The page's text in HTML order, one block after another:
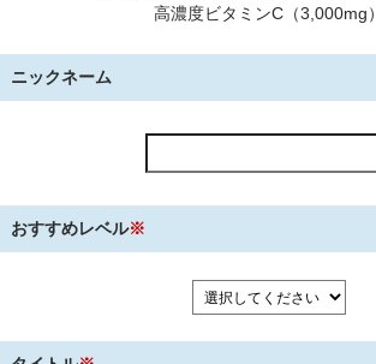
高濃度ビタミンC（3,000mg）
ニックネーム
おすすめレベル※